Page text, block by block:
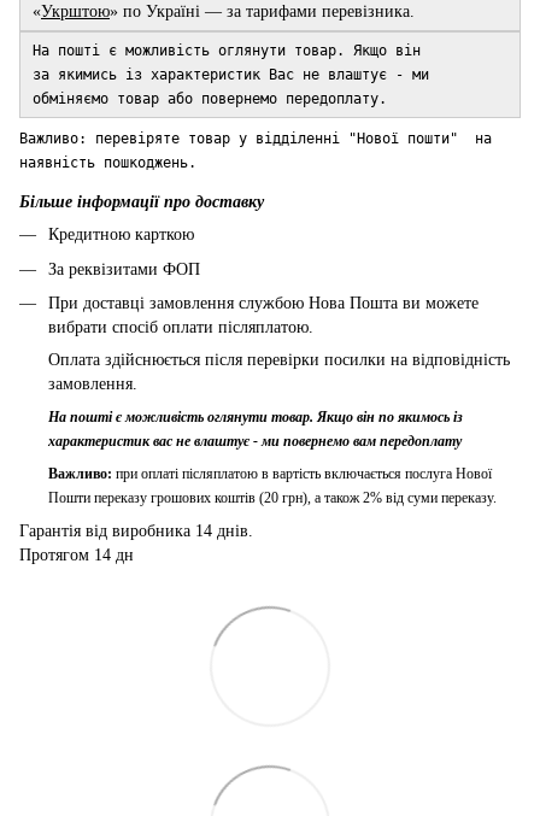
«Укрштою» по Україні — за тарифами перевізника.
На пошті є можливість оглянути товар. Якщо він
за якимись із характеристик Вас не влаштує - ми
обміняємо товар або повернемо передоплату.
Важливо: перевіряте товар у відділенні "Нової пошти" на
наявність пошкоджень.
Більше інформації про доставку
Кредитною карткою
За реквізитами ФОП
При доставці замовлення службою Нова Пошта ви можете
вибрати спосіб оплати післяплатою.
Оплата здійснюється після перевірки посилки на відповідність
замовлення.
На пошті є можливість оглянути товар. Якщо він по якимось із
характеристик вас не влаштує - ми повернемо вам передоплату
Важливо: при оплаті післяплатою в вартість включається послуга Нової
Пошти переказу грошових коштів (20 грн), а також 2% від суми переказу.
Гарантія від виробника 14 днів.
Протягом 14 дн